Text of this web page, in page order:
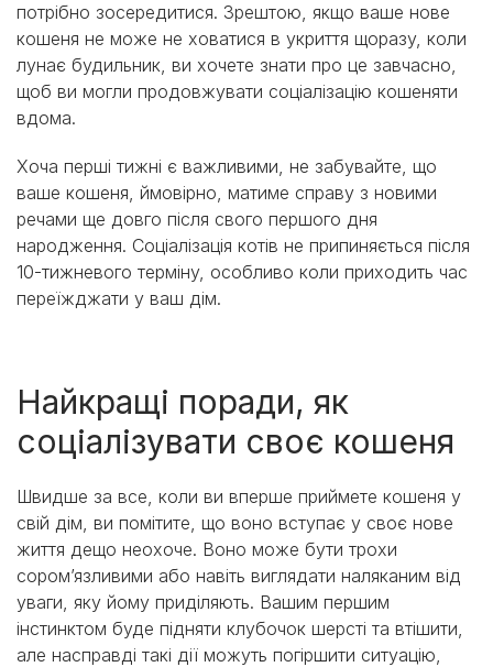
потрібно зосередитися. Зрештою, якщо ваше нове
кошеня не може не ховатися в укриття щоразу, коли
лунає будильник, ви хочете знати про це завчасно,
щоб ви могли продовжувати соціалізацію кошеняти
вдома.
Хоча перші тижні є важливими, не забувайте, що
ваше кошеня, ймовірно, матиме справу з новими
речами ще довго після свого першого дня
народження. Соціалізація котів не припиняється після
10-тижневого терміну, особливо коли приходить час
переїжджати у ваш дім.
Найкращі поради, як
соціалізувати своє кошеня
Швидше за все, коли ви вперше приймете кошеня у
свій дім, ви помітите, що воно вступає у своє нове
життя дещо неохоче. Воно може бути трохи
сором’язливими або навіть виглядати наляканим від
уваги, яку йому приділяють. Вашим першим
інстинктом буде підняти клубочок шерсті та втішити,
але насправді такі дії можуть погіршити ситуацію,